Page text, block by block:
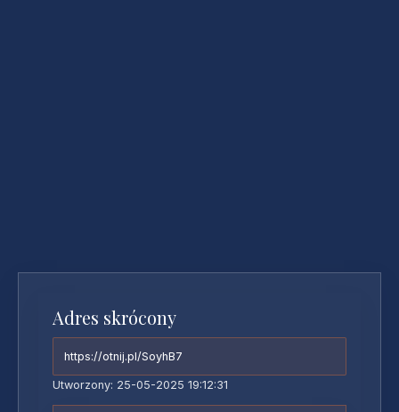
Adres skrócony
https://otnij.pl/SoyhB7
Utworzony: 25-05-2025 19:12:31